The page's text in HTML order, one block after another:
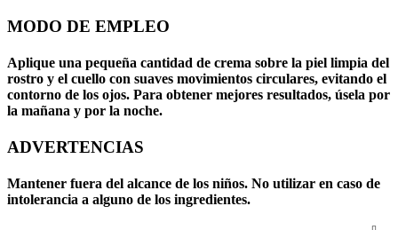
MODO DE EMPLEO
Aplique una pequeña cantidad de crema sobre la piel limpia del
rostro y el cuello con suaves movimientos circulares, evitando el
contorno de los ojos. Para obtener mejores resultados, úsela por
la mañana y por la noche.
ADVERTENCIAS
Mantener fuera del alcance de los niños. No utilizar en caso de
intolerancia a alguno de los ingredientes.